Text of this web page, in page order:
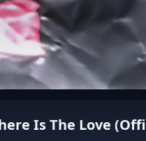
Is The Love